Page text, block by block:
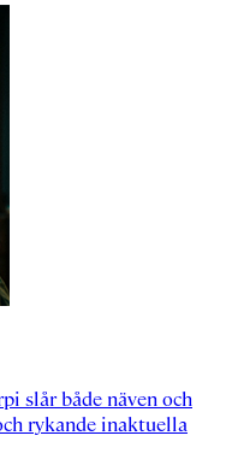
slår både näven och
rykande inaktuella